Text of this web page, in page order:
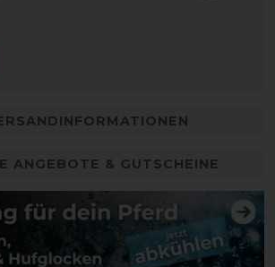
ANGEBOTE & GUTSCHEINE